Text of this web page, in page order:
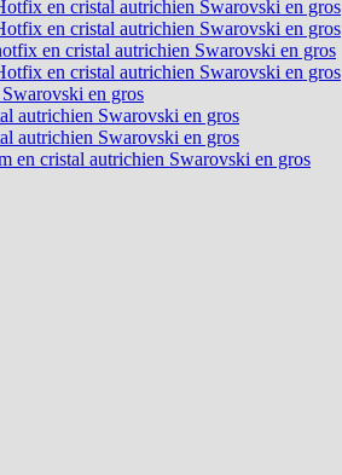
en cristal autrichien Swarovski en gros
en cristal autrichien Swarovski en gros
en cristal autrichien Swarovski en gros
en cristal autrichien Swarovski en gros
en gros
autrichien Swarovski en gros
autrichien Swarovski en gros
en cristal autrichien Swarovski en gros